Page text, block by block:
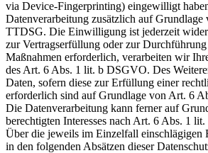
via Device-Fingerprinting) eingewilligt
Datenverarbeitung zusätzlich auf Grundlage
TTDSG. Die Einwilligung ist jederzeit
zur Vertragserfüllung oder zur
Maßnahmen erforderlich, verarbeiten wir
des Art. 6 Abs. 1 lit. b DSGVO. Des
Daten, sofern diese zur Erfüllung einer
erforderlich sind auf Grundlage von Art. 6
Die Datenverarbeitung kann ferner auf
berechtigten Interesses nach Art. 6 Abs. 1
Über die jeweils im Einzelfall einschlägigen
in den folgenden Absätzen dieser